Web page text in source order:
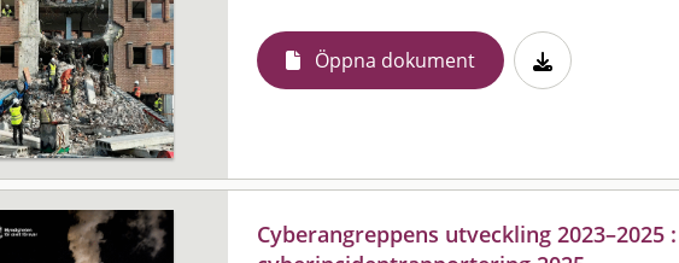
Öppna dokument
Cyberangreppens utveckling 2023–2025